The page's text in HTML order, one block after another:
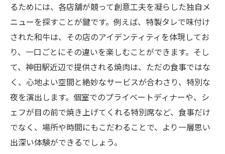
るためには、各店舗が競って創意工夫を凝らした独自メ
ニューを探すことが鍵です。例えば、特製タレで味付け
された和牛は、その店のアイデンティティを体現してお
り、一口ごとにその違いを楽しむことができます。そし
て、神田駅近辺で提供される焼肉は、ただの食事ではな
く、心地よい空間と絶妙なサービスが合わさり、特別な
夜を演出します。個室でのプライベートディナーや、シ
ェフが目の前で焼き上げてくれる特別席など、食事だけ
でなく、場所や時間にもこだわることで、より一層思い
出深い体験ができるでしょう。